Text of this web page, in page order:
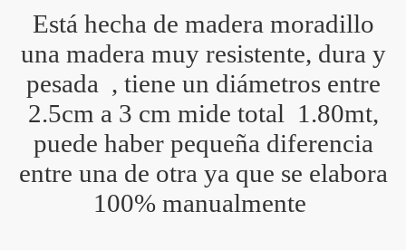
Está hecha de madera moradillo
una madera muy resistente, dura y
pesada , tiene un diámetros entre
2.5cm a 3 cm mide total 1.80mt,
puede haber pequeña diferencia
entre una de otra ya que se elabora
100% manualmente